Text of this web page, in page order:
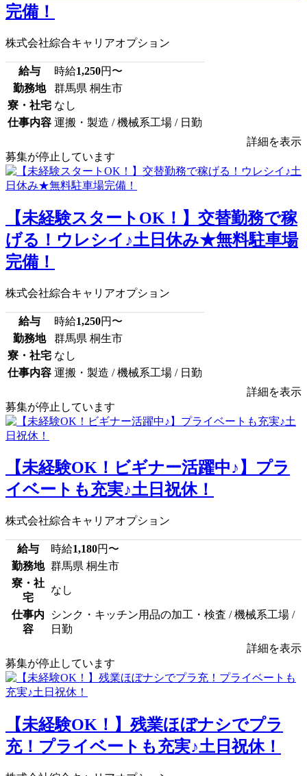
完備！
株式会社綜合キャリアオプション
給与 時給1,250円〜
勤務地
群馬県 桐生市
寮・社宅 なし
仕事内容 運搬・製造 / 機械系工場 / 日勤
詳細を表示
募集が停止しています
【未経験スタートOK！】交替勤務で稼
げる！ウレシイ♪土日休み★無料駐車場
完備！
株式会社綜合キャリアオプション
給与 時給1,250円〜
勤務地
群馬県 桐生市
寮・社宅 なし
仕事内容 運搬・製造 / 機械系工場 / 日勤
詳細を表示
募集が停止しています
【未経験OK！ビギナー活躍中♪】プラ
イベートも充実♪土日祝休！
株式会社綜合キャリアオプション
給与 時給1,180円〜
勤務地 群馬県 桐生市
寮・社
宅
なし
仕事内
容
シンク・キッチン用品の加工・検査 / 機械系工場 /
日勤
詳細を表示
募集が停止しています
【未経験OK！】残業ほぼナシでプラ
充！プライベートも充実♪土日祝休！